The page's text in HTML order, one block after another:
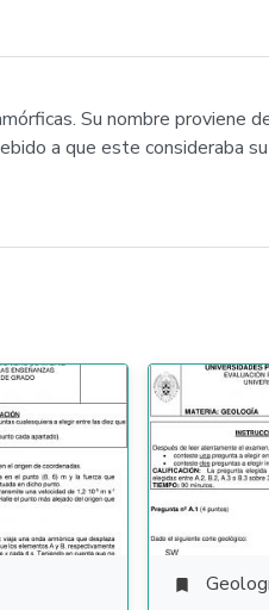
Su nombre proviene
a que este consideraba
 Geología